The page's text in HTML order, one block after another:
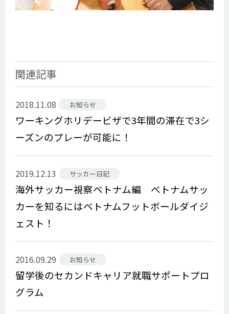
関連記事
2018.11.08 お知らせ
ワーキングホリデービザで3年間の滞在で3シ
ーズンのプレーが可能に！
2019.12.13 サッカー日記
海外サッカー視察ベトナム編 ベトナムサッ
カーを知るにはベトナムフットボールダイジ
ェスト！
2016.09.29 お知らせ
留学後のセカンドキャリア就職サポートプロ
グラム